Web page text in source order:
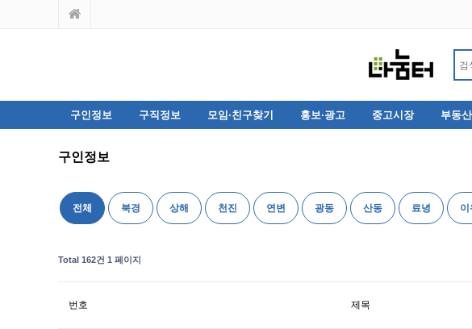
구인정보 구직정보 모임·친구찾기 홍보·광고 중고시장 부동
구인정보
전체 북경 상해 천진 연변 광동 산동 료녕 이
Total 162건 1 페이지
번호 제목